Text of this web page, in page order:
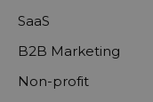
SaaS
B2B Marketing
Non-profit